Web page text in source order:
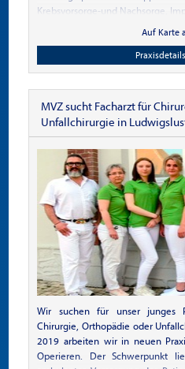
Krebsvorsorge-und Nachsorge,
Auf Karte
MVZ sucht Facharzt für
Unfallchirurgie in
Wir suchen für unser junges
Chirurgie, Orthopädie oder
2019 arbeiten wir in neuen
Operieren. Der Schwerpunkt